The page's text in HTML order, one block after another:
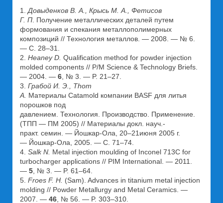
1. Довыденков В. А., Крысь М. А., Фетисов
Г. П . Получение металлических деталей путем
формования и спекания металлополимерных
композиций // Технология металлов. — 2008. — № 6.
— С. 28–31.
2. Heaney D. Qualification method for powder injection
molded components // P/M Science & Technology Briefs.
— 2004. — 6 , № 3. — P. 21–27.
3. Грабой И. Э., Thom
A. Материалы Catamold компании BASF для литья
порошков под
давлением. Технология. Производство. Применение.
(ТПП — ПМ 2005) // Материалы докл. науч.-
практ. семин. — Йошкар-Ола, 20–21июня 2005 г.
— Йошкар-Ола, 2005. — С. 71–74.
4. Salk N. Metal injection moulding of Inconel 713C for
turbocharger applications // PIM International. — 2011.
— 5 , № 3. — P. 61–64.
5. Froes F. H. (Sam). Advances in titanium metal injection
molding // Powder Metallurgy and Metal Ceramics. —
2007. — 46 , № 56. — P. 303–310.